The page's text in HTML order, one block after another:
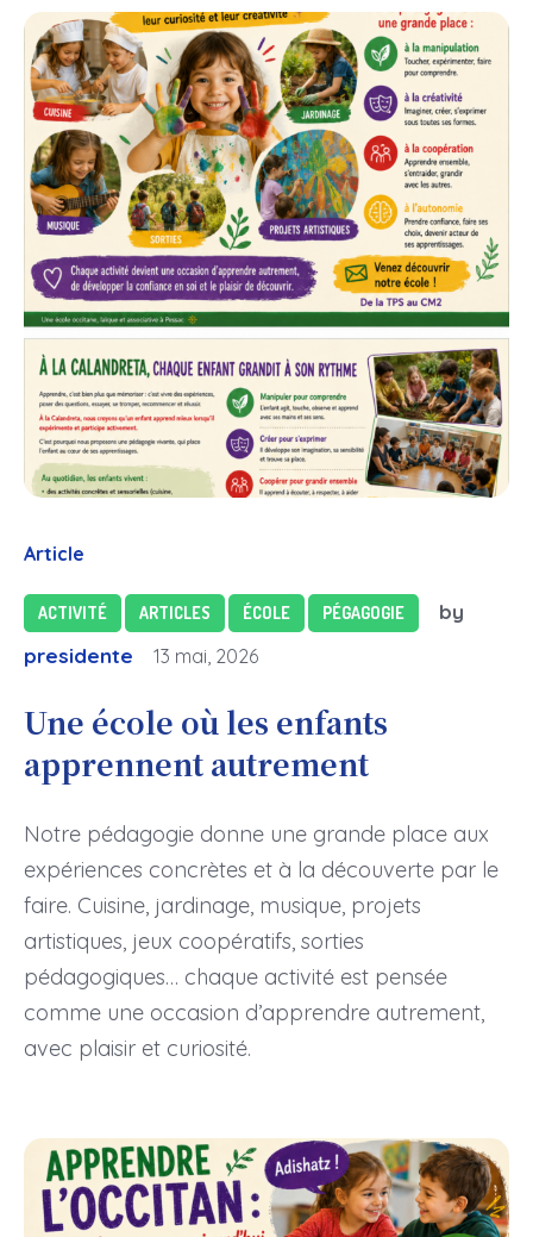
Article
ACTIVITÉ ARTICLES ÉCOLE PÉGAGOGIE
by
presidente
13 mai, 2026
Une école où les enfants
apprennent autrement
Notre pédagogie donne une grande place aux
expériences concrètes et à la découverte par le
faire. Cuisine, jardinage, musique, projets
artistiques, jeux coopératifs, sorties
pédagogiques… chaque activité est pensée
comme une occasion d’apprendre autrement,
avec plaisir et curiosité.